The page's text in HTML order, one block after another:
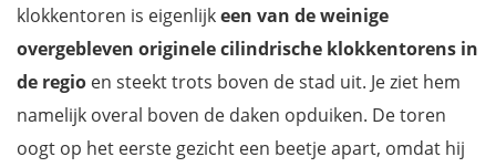
klokkentoren is eigenlijkeen van de weinige
overgebleven originele cilindrische klokkentorens in
de regio en steekt trots boven de stad uit. Je ziet hem
namelijk overal boven de daken opduiken. De toren
oogt op het eerste gezicht een beetje apart, omdat hij